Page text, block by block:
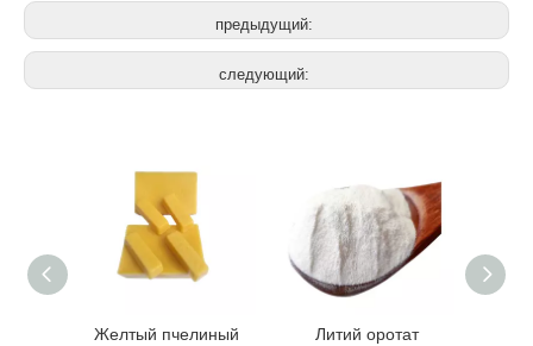
предыдущий:
следующий:
Желтый пчелиный
Литий оротат